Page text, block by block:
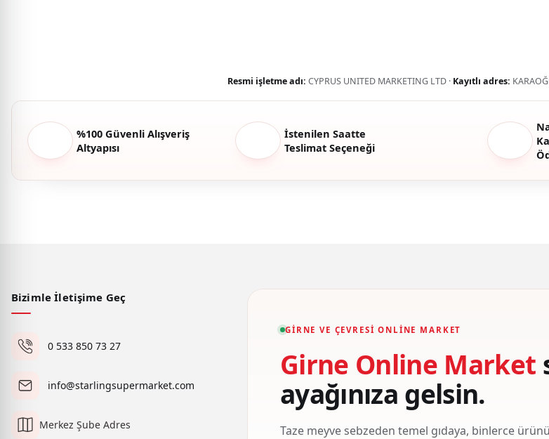
Resmi işletme adı: CYPRUS UNITED MARKETING LTD · Kayıtlı adres:
%100 Güvenli Alışveriş
Altyapısı
İstenilen Saatte
Teslimat Seçeneği
Bizimle İletişime Geç
0 533 850 73 27
info@starlingsupermarket.com
Merkez Şube Adres
GIRNE VE ÇEVRESI ONLINE MARKET
Girne Online Market
ayağınıza gelsin.
Taze meyve sebzeden temel gıdaya, binlerce